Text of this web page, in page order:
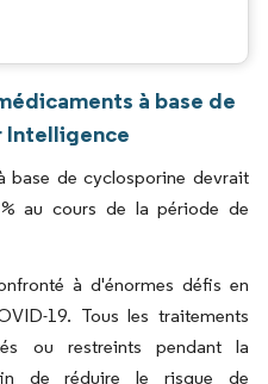
à base de
Intelligence
base de cyclosporine devrait
au cours de la période de
à d'énormes défis en
19. Tous les traitements
ou restreints pendant la
de réduire le risque de